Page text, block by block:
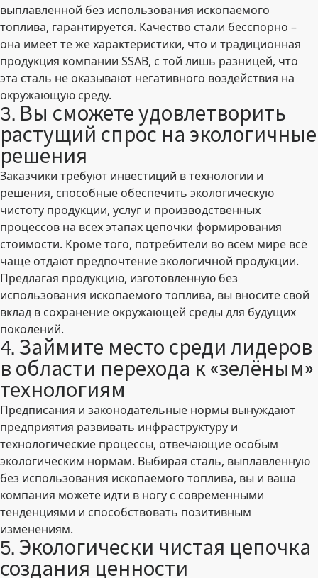
выплавленной без использования ископаемого
топлива, гарантируется. Качество стали бесспорно –
она имеет те же характеристики, что и традиционная
продукция компании SSAB, с той лишь разницей, что
эта сталь не оказывают негативного воздействия на
окружающую среду.
3. Вы сможете удовлетворить
растущий спрос на экологичные
решения
Заказчики требуют инвестиций в технологии и
решения, способные обеспечить экологическую
чистоту продукции, услуг и производственных
процессов на всех этапах цепочки формирования
стоимости. Кроме того, потребители во всём мире всё
чаще отдают предпочтение экологичной продукции.
Предлагая продукцию, изготовленную без
использования ископаемого топлива, вы вносите свой
вклад в сохранение окружающей среды для будущих
поколений.
4. Займите место среди лидеров
в области перехода к «зелёным»
технологиям
Предписания и законодательные нормы вынуждают
предприятия развивать инфраструктуру и
технологические процессы, отвечающие особым
экологическим нормам. Выбирая сталь, выплавленную
без использования ископаемого топлива, вы и ваша
компания можете идти в ногу с современными
тенденциями и способствовать позитивным
изменениям.
5. Экологически чистая цепочка
создания ценности